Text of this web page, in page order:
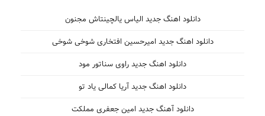
دانلود اهنگ جدید الیاس یالچینتاش مجنون
دانلود اهنگ جدید امیرحسین افتخاری شوخی شوخی
دانلود اهنگ جدید راوی سناتور مود
دانلود اهنگ جدید آریا کمالی یاد تو
دانلود آهنگ جدید امین جعفری مملکت